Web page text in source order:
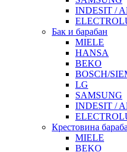
INDESIT /
Бак и барабан
MIELE
HANSA
BEKO
BOSCH/
LG
SAMSUNG
INDESIT /
Крестовина
MIELE
BEKO